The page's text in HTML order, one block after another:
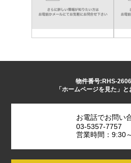
物件番号:RHS-
「ホームページを見た」と
お電話でお問い
03-5357-7757
営業時間：9:30